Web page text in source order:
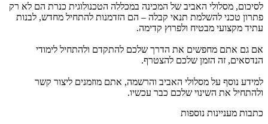
לסיכום, מסלולי האביב של המכינה במכללה הטכנולוגית כנרת הם לא רק
פתרון טכני להשלמת תנאי קבלה – הם הזדמנות להתחיל מחדש, לבנות
עתיד מקצועי מבטיח ולפרוץ קדימה.
אם גם אתם מחפשים את הדרך שלכם להתקדם ולהתחיל לימודי
הנדסאים, זה הזמן שלכם להצטרף.
למידע נוסף על מסלולי האביב והרשמה, אתם מוזמנים ליצור קשר
ולהתחיל את השינוי שלכם כבר עכשיו.
כתבות מעניינות נוספות